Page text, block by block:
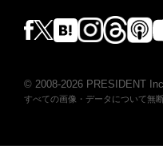
© 2008-2026 PRESIDENT Inc.
すべての画像・データについて無